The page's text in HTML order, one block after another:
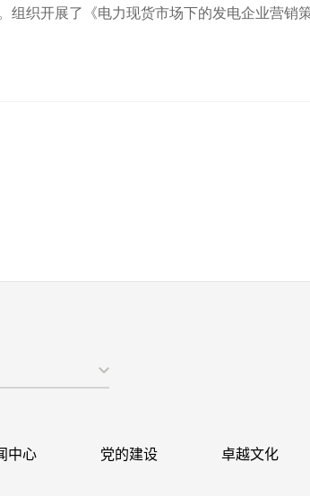
织开展了《电力现货市场下的发电企业营销策
中心 党的建设 卓越文化